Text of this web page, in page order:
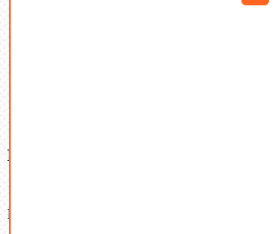
Латунный и бронзовый
Ваша корзина
В корзине нет товаров.